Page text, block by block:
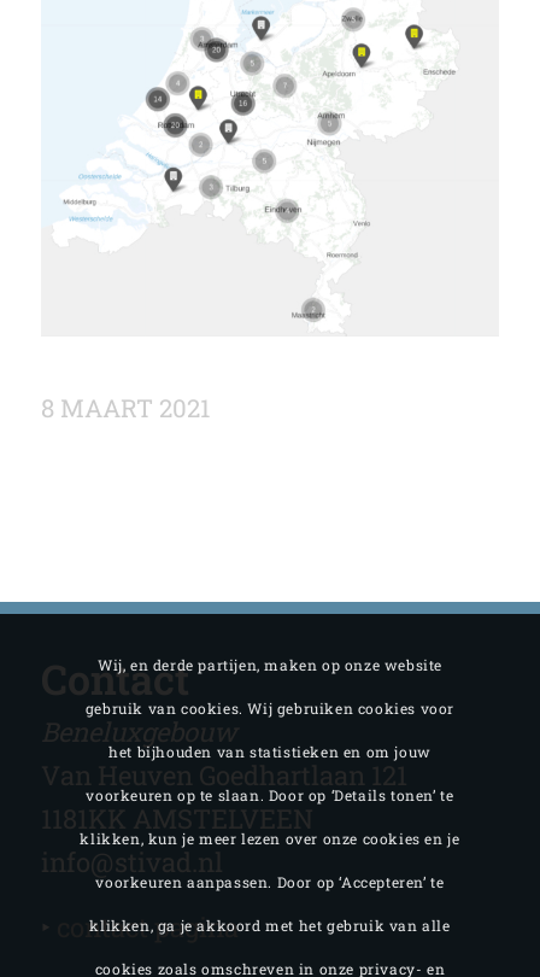
8 MAART 2021
Contact
Beneluxgebouw
Van Heuven Goedhartlaan 121
1181KK AMSTELVEEN
info@stivad.nl
‣
contact pagina
Wij, en derde partijen, maken op onze website
gebruik van cookies. Wij gebruiken cookies voor
het bijhouden van statistieken en om jouw
voorkeuren op te slaan. Door op ‘Details tonen’ te
klikken, kun je meer lezen over onze cookies en je
voorkeuren aanpassen. Door op ‘Accepteren’ te
klikken, ga je akkoord met het gebruik van alle
cookies zoals omschreven in onze privacy- en